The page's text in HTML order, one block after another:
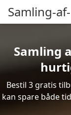
Samling-
Samling
Bestil 3 gratis
kan spare både